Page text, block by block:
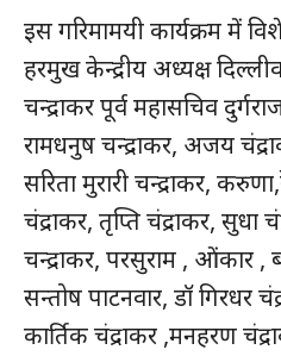
क्विक लिंक्स
मुख्य पेज
इस गरिमामयी कार्यक्रम में
हरमुख केन्द्रीय अध्यक्ष
चन्द्राकर पूर्व महासचिव
रामधनुष चन्द्राकर, अजय
सरिता मुरारी चन्द्राकर,
चंद्राकर, तृप्ति चंद्राकर, सुधा
चन्द्राकर, परसुराम , ओंकार ,
सन्तोष पाटनवार, डॉ गिरधर
कार्तिक चंद्राकर ,मनहरण